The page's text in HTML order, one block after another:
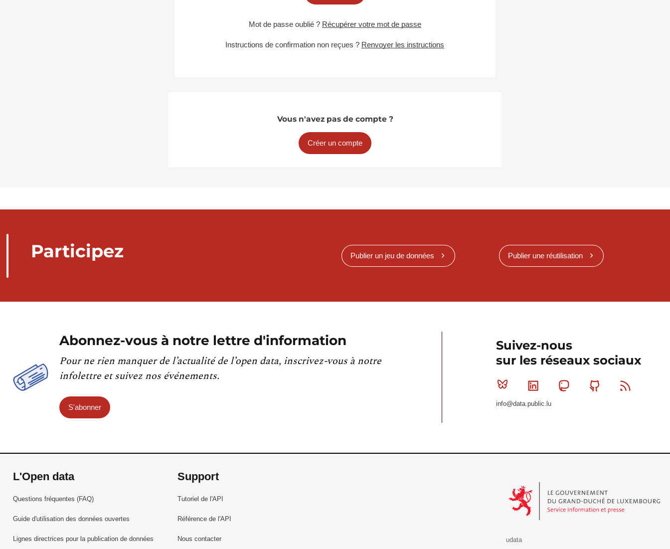
Mot de passe oublié ? Récupérer votre mot de passe
Instructions de confirmation non reçues ? Renvoyer les instructions
Vous n'avez pas de compte ?
Créer un compte
Participez Publier un jeu de données Publier une réutilisation
Abonnez-vous à notre lettre d'information
Pour ne rien manquer de l’actualité de l’open data, inscrivez-vous à notre
infolettre et suivez nos événements.
S'abonner
Suivez-nous
sur les réseaux sociaux
Bluesky Linkedin MastodonGithub
info@data.public.lu
L'Open data
Questions fréquentes (FAQ)
Guide d'utilisation des données ouvertes
Lignes directrices pour la publication de données
Support
Tutoriel de l'API
Référence de l'API
Nous contacter
udata